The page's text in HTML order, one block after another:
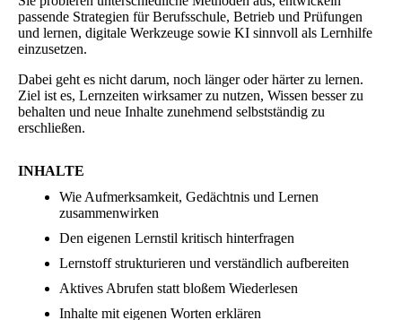
passende Strategien für Berufsschule, Betrieb und Prüfungen
und lernen, digitale Werkzeuge sowie KI sinnvoll als Lernhilfe
einzusetzen.
Dabei geht es nicht darum, noch länger oder härter zu lernen.
Ziel ist es, Lernzeiten wirksamer zu nutzen, Wissen besser zu
behalten und neue Inhalte zunehmend selbstständig zu
erschließen.
INHALTE
Wie Aufmerksamkeit, Gedächtnis und Lernen
zusammenwirken
Den eigenen Lernstil kritisch hinterfragen
Lernstoff strukturieren und verständlich aufbereiten
Aktives Abrufen statt bloßem Wiederlesen
Inhalte mit eigenen Worten erklären